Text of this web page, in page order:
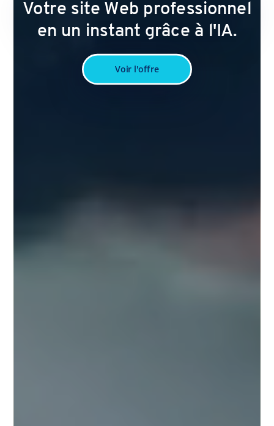
Votre site Web professionnel
en un instant grâce à l'IA.
Voir l'offre